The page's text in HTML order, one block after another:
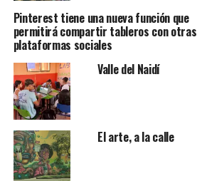
Pinterest tiene una nueva función que
permitirá compartir tableros con otras
plataformas sociales
Valle del Naidí
El arte, a la calle